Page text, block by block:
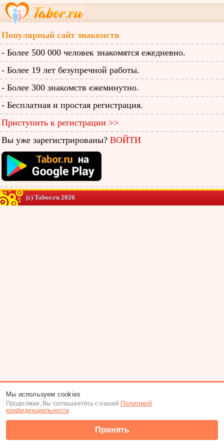
Популярный сайт знакомств
- Более 500 000 человек знакомятся ежедневно.
- Более 19 лет безупречной работы.
- Более 300 знакомств ежеминутно.
- Бесплатная и простая регистрация.
Приступить к регистрации >>
Вы уже зарегистрированы? ВОЙТИ
(c) Tabor.ru 2026
Мы используем cookies
Продолжая, Вы соглашаетесь с нашей Политикой
конфиденциальности.
Принять